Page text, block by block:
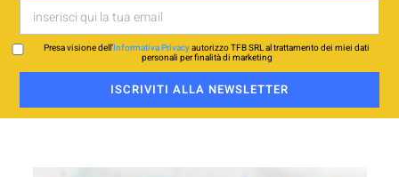
Presa visione dell’Informativa Privacyautorizzo TFB SRL al trattamento dei miei dati
personali per finalità di marketing
ISCRIVITI ALLA NEWSLETTER